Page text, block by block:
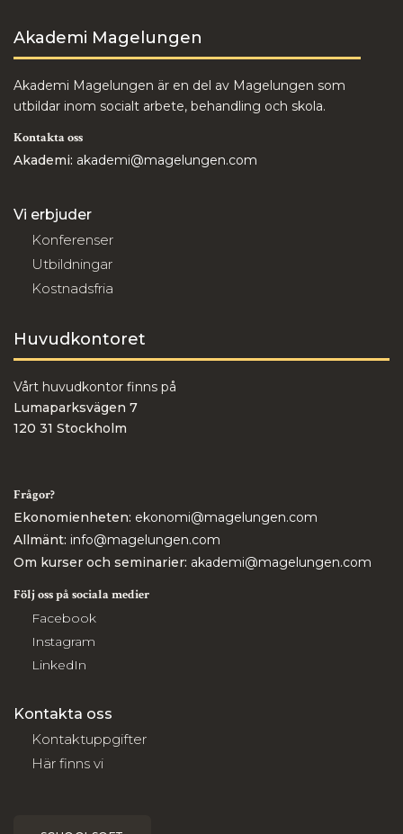
Akademi Magelungen
Akademi Magelungen är en del av Magelungen som
utbildar inom socialt arbete, behandling och skola.
Kontakta oss
Akademi: akademi@magelungen.com
Vi erbjuder
Konferenser
Utbildningar
Kostnadsfria
Huvudkontoret
Vårt huvudkontor finns på
Lumaparksvägen 7
120 31 Stockholm
Frågor?
Ekonomienheten: ekonomi@magelungen.com
Allmänt: info@magelungen.com
Om kurser och seminarier: akademi@magelungen.com
Följ oss på sociala medier
Facebook
Instagram
LinkedIn
Kontakta oss
Kontaktuppgifter
Här finns vi